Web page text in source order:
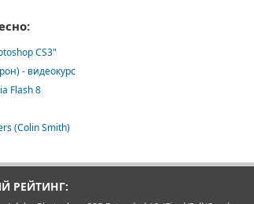
CS3"
- видеокурс
Flash 8
(Colin Smith)
РЕЙТИНГ: